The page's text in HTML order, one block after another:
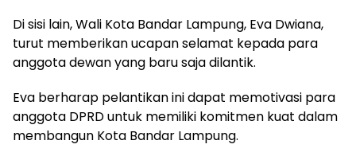
Di sisi lain, Wali Kota Bandar Lampung, Eva Dwiana,
turut memberikan ucapan selamat kepada para
anggota dewan yang baru saja dilantik.
Eva berharap pelantikan ini dapat memotivasi para
anggota DPRD untuk memiliki komitmen kuat dalam
membangun Kota Bandar Lampung.